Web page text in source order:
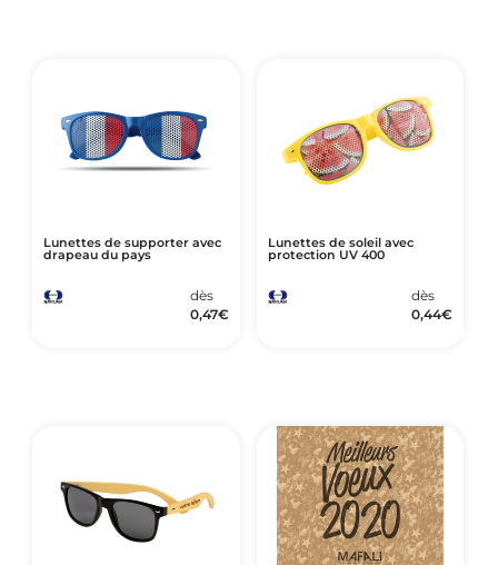
Lunettes de supporter avec
drapeau du pays
dès
0,47€
Lunettes de soleil avec
protection UV 400
dès
0,44€